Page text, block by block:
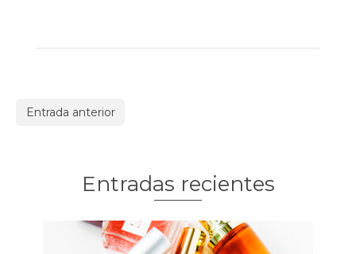
Entrada anterior
Entradas recientes